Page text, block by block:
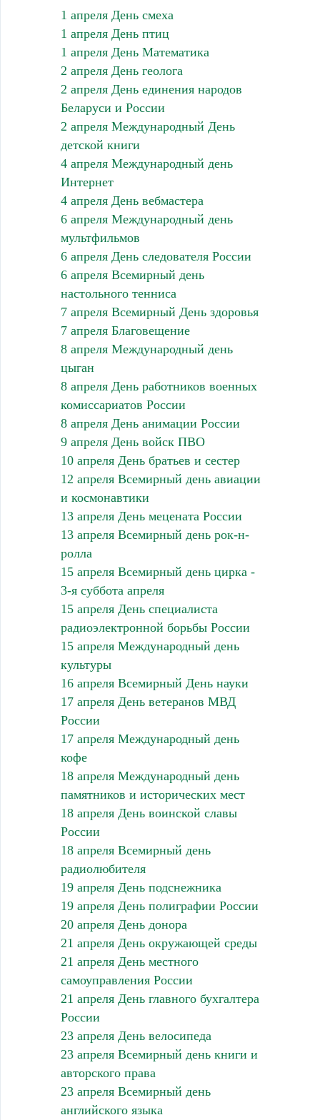
1 апреля День смеха
1 апреля День птиц
1 апреля День Математика
2 апреля День геолога
2 апреля День единения народов
Беларуси и России
2 апреля Международный День
детской книги
4 апреля Международный день
Интернет
4 апреля День вебмастера
6 апреля Международный день
мультфильмов
6 апреля День следователя России
6 апреля Всемирный день
настольного тенниса
7 апреля Всемирный День здоровья
7 апреля Благовещение
8 апреля Международный день
цыган
8 апреля День работников военных
комиссариатов России
8 апреля День анимации России
9 апреля День войск ПВО
10 апреля День братьев и сестер
12 апреля Всемирный день авиации
и космонавтики
13 апреля День мецената России
13 апреля Всемирный день рок-н-
ролла
15 апреля Всемирный день цирка -
3-я суббота апреля
15 апреля День специалиста
радиоэлектронной борьбы России
15 апреля Международный день
культуры
16 апреля Всемирный День науки
17 апреля День ветеранов МВД
России
17 апреля Международный день
кофе
18 апреля Международный день
памятников и исторических мест
18 апреля День воинской славы
России
18 апреля Всемирный день
радиолюбителя
19 апреля День подснежника
19 апреля День полиграфии России
20 апреля День донора
21 апреля День окружающей среды
21 апреля День местного
самоуправления России
21 апреля День главного бухгалтера
России
23 апреля День велосипеда
23 апреля Всемирный день книги и
авторского права
23 апреля Всемирный день
английского языка